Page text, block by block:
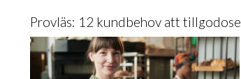
Provläs: 12 kundbehov att tillgodose